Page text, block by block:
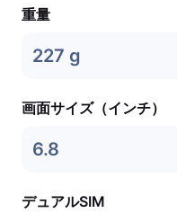
重量
227 g
画面サイズ（インチ）
6.8
デュアルSIM